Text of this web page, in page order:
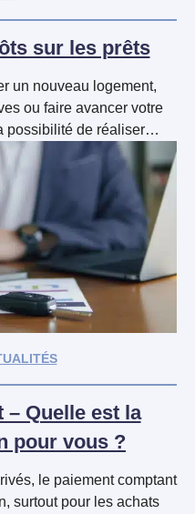
sur les prêts
un nouveau logement,
ou faire avancer votre
possibilité de réaliser…
– Quelle est la
pour vous ?
le paiement comptant
surtout pour les achats